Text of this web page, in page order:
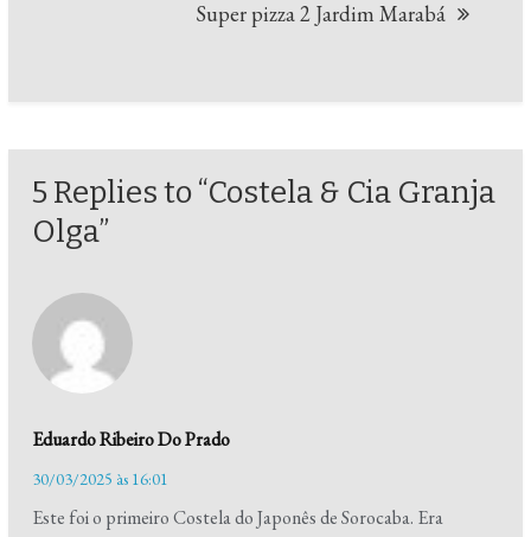
Super pizza 2 Jardim Marabá
5 Replies to “Costela & Cia Granja
Olga”
Eduardo Ribeiro Do Prado
30/03/2025 às 16:01
Este foi o primeiro Costela do Japonês de Sorocaba. Era